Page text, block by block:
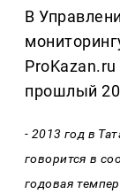
В
прошлый
- 2013 год в
говорится в
годовая